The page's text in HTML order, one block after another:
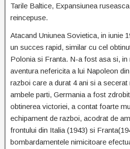
Tarile Baltice, Expansiunea
reincepuse.
Atacand Uniunea Sovietica, in iunie
un succes rapid, similar cu cel
Polonia si Franta. N-a fost asa si, in
aventura nefericita a lui Napoleon
razboi care a durat 4 ani si a secerat
ambele parti, Germania a fost
obtinerea victoriei, a contat foarte
echipament de razboi, acodrat de
frontului din Italia (1943) si
bombardamentele nimicitoare